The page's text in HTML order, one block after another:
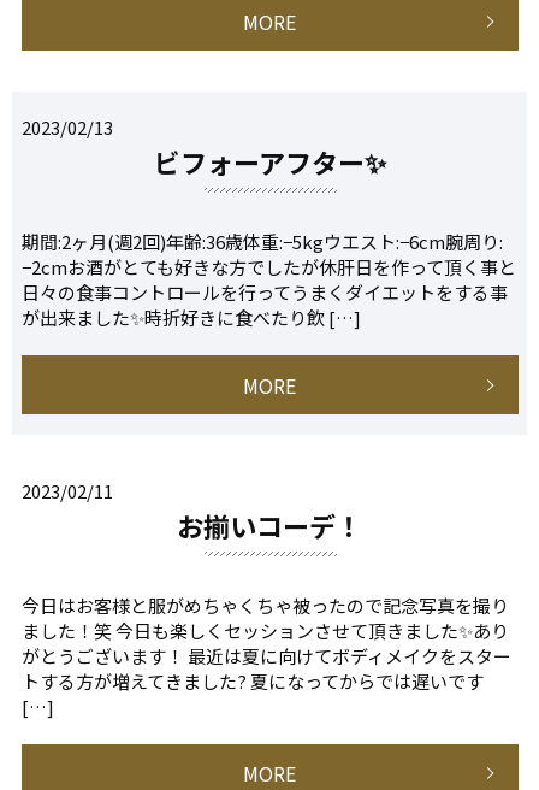
MORE
2023/02/13
ビフォーアフター✨
期間:2ヶ月(週2回)年齢:36歳体重:−5kgウエスト:−6cm腕周り:
−2cmお酒がとても好きな方でしたが休肝日を作って頂く事と
日々の食事コントロールを行ってうまくダイエットをする事
が出来ました✨時折好きに食べたり飲 […]
MORE
2023/02/11
お揃いコーデ！
今日はお客様と服がめちゃくちゃ被ったので記念写真を撮り
ました！笑 今日も楽しくセッションさせて頂きました✨あり
がとうございます！ 最近は夏に向けてボディメイクをスター
トする方が増えてきました? 夏になってからでは遅いです
[…]
MORE